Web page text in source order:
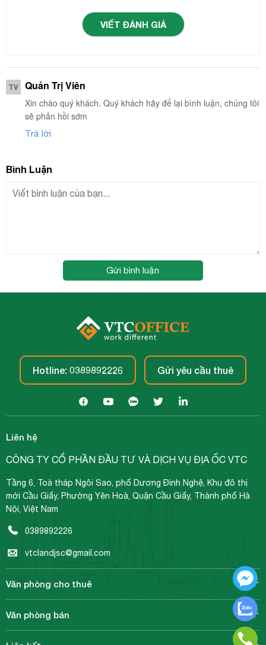
VIẾT ĐÁNH GIÁ
TV Quản Trị Viên
Xin chào quý khách. Quý khách hãy để lại bình luận, chúng tôi
sẽ phản hồi sớm
Trả lời
Bình Luận
Gửi bình luận
Hotline: 0389892226 Gửi yêu cầu thuê
Liên hệ
CÔNG TY CỔ PHẦN ĐẦU TƯ VÀ DỊCH VỤ ĐỊA ỐC VTC
Tầng 6, Toà tháp Ngôi Sao, phố Dương Đình Nghệ, Khu đô thị
mới Cầu Giấy, Phường Yên Hoà, Quận Cầu Giấy, Thành phố Hà
Nội, Việt Nam
0389892226
vtclandjsc@gmail.com
Văn phòng cho thuê
Văn phòng bán